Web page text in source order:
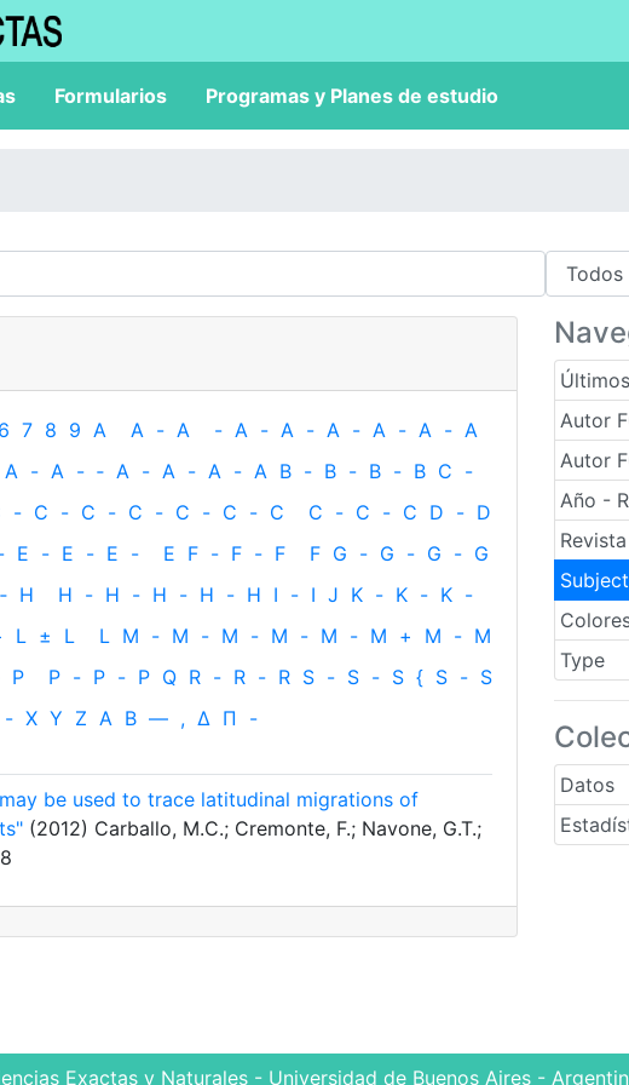
Formularios Programas y Planes de estudio
Autor
Autor
Año -
Type
Datos
6 7 8 9 A A - A - A - A - A - A - A - A
A - A - ‐ A - A - A - A B - B - B - B C -
- C - C - C - C - C - C C - C - C D - D
E - E - E - E F - F - F F G - G - G - G
‐ H H - H - H - H - H I - I J K - K - K -
L ± L L M - M - M - M - M - M + M - M
P P - P - P Q R - R - R S - S - S { S - S
- X Y Z Α Β — , Δ Π -
be used to trace latitudinal migrations of
(2012) Carballo, M.C.; Cremonte, F.; Navone, G.T.;
Exactas y Naturales - Universidad de Buenos Aires -